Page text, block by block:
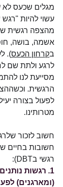
מגלים שכעס לא
עשוי להיות
מהצפה רגשית
אשמה, בושה,
בקרחון הכעס).
לרגע ולתת שם
מסייעת לנו
הרגשית.
לפעול בצורה
מטרותינו.
חשוב לזכור
חשובות בחיים
רגשי בDBT):
1. רגשות
(ומארגנים)